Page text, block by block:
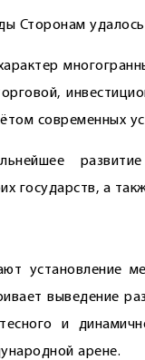
Сторонам
современных
государств, а
установление
выведение
и
арене.